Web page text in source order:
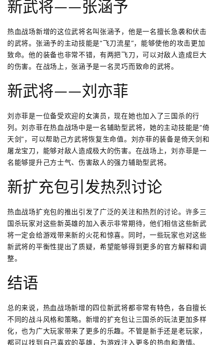
新武将——张涵予
热血战场新增的这位武将名叫张涵予，他是一名擅长急袭和伏击
的武将。张涵予的主动技能是“飞刀流星”，能够使他的攻击更加
致命。他的装备也非常不错，有两把飞刀，可以对敌人造成巨大
的伤害。在战场上，张涵予是一名灵巧而致命的武将。
新武将——刘亦菲
刘亦菲是一位备受欢迎的女演员，现在她也加入了三国杀的行
列。刘亦菲在热血战场中是一名辅助型武将，她的主动技能是“倚
天剑”，可以帮助己方武将恢复生命值。刘亦菲的装备是倚天剑和
屠龙宝刀，能够对敌人造成极大的伤害。在战场上，刘亦菲是一
名能够提升己方士气、伤害敌人的强力辅助型武将。
新扩充包引发热烈讨论
热血战场扩充包的推出引发了广泛的关注和热烈的讨论。许多三
国杀玩家对这些新英雄的加入表示非常期待，他们相信这些新武
将一定会给游戏带来新的火花和惊喜。同时，一些玩家也对这些
新武将的平衡性提出了质疑，希望能够得到更多的官方解释和调
整。
结语
总的来说，热血战场新增的四位新武将都非常有特色，各自擅长
不同的战斗风格和策略。新增的扩充包让三国杀的玩法更加多样
化，也为广大玩家带来了更多的乐趣。不管是新手还是老玩家，
都可以找到自己喜欢的英雄，为游戏注入更多的热血和激情。